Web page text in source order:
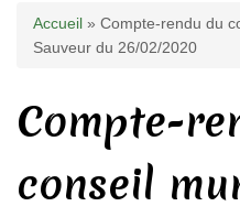
Vous êtes ici
Accueil » Compte-rendu du
Sauveur du 26/02/2020
Compte-
conseil